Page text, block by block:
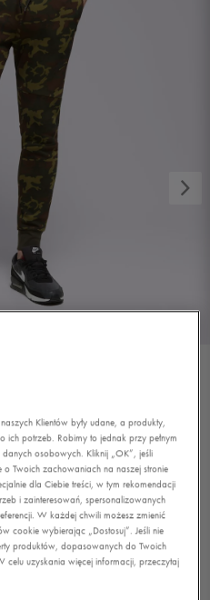
Klientów były udane, a produkty,
potrzeb. Robimy to jednak przy pełnym
osobowych. Kliknij „OK”, jeśli
Twoich zachowaniach na naszej stronie
dla Ciebie treści, w tym rekomendacji
i zainteresowań, spersonalizowanych
W każdej chwili możesz zmienić
cookie wybierając „Dostosuj”. Jeśli nie
produktów, dopasowanych do Twoich
celu uzyskania więcej informacji, przeczytaj